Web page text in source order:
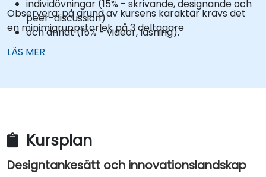
individövningar (15% - skrivande, designande och
peer-discussion)
och annat (15% - videor, läsning).
Observera: på grund av kursens karaktär krävs det
en minimigruppstorlek på 3 deltagare
LÄS MER
Kursplan
Designtankesätt och innovationslandskap